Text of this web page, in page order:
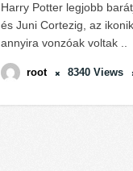
Harry Potter legjobb
és Juni Cortezig, az
annyira vonzóak voltak ..
root 8340 Views